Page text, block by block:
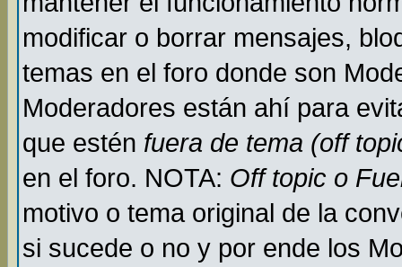
modificar o borrar mensajes,
temas en el foro donde son
Moderadores están ahí para
que estén fuera de tema (off
en el foro. NOTA: Off topic o
motivo o tema original de la
si sucede o no y por ende los